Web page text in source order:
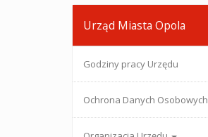
Urząd Miasta Opola
Godziny pracy Urzędu
Ochrona Danych Osobowych